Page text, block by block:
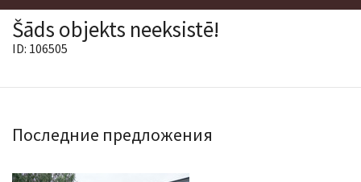
Предприятие
Šāds objekts neeksistē!
ID: 106505
Последние предложения